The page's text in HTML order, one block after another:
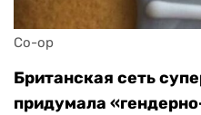
Co-op
Британская сеть
придумала